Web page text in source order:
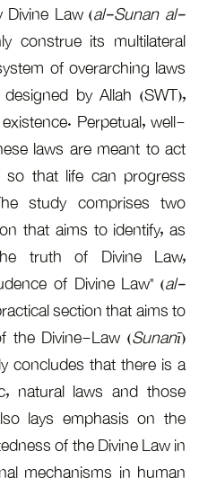
This
Ilāhiyyah)
truth. The
ruling the
as
sections:
Sunan al-
apply
culture to
order to